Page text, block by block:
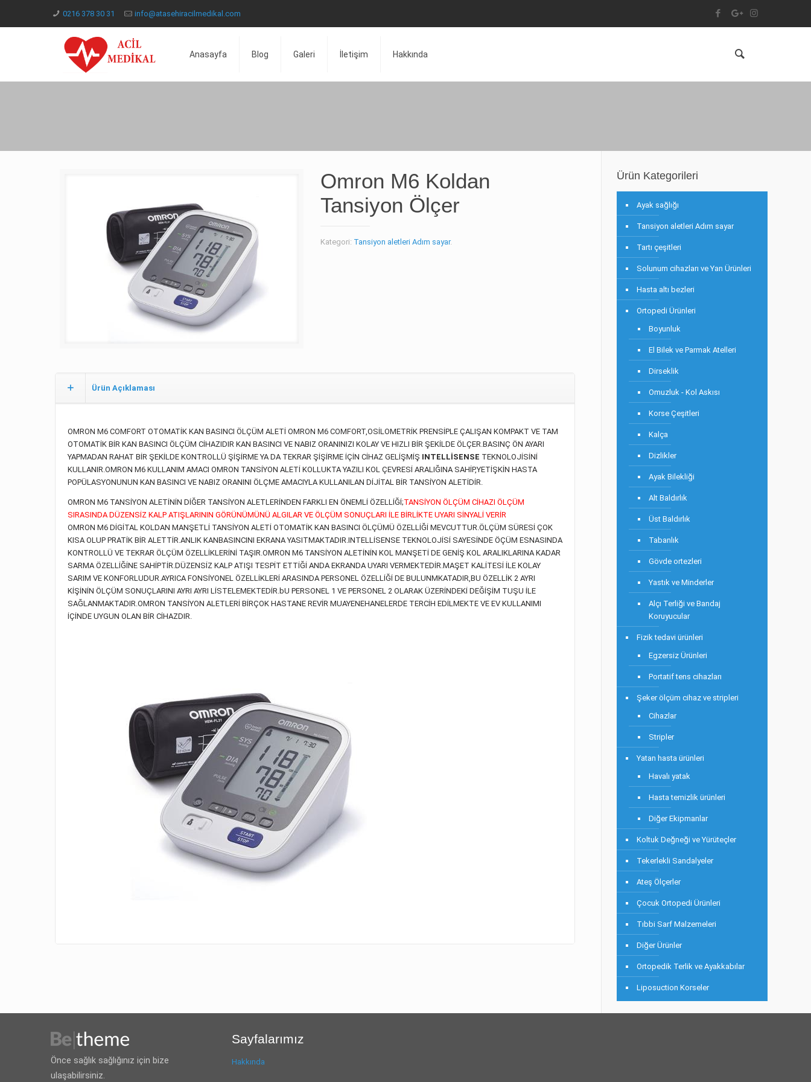
0216 378 30 31 info@atasehiracilmedikal.com
Anasayfa Blog Galeri İletişim Hakkında
Omron M6 Koldan
Tansiyon Ölçer
Kategori: Tansiyon aletleri Adım sayar.
Ürün Açıklaması
OMRON M6 COMFORT OTOMATİK KAN BASINCI ÖLÇÜM ALETİ OMRON M6 COMFORT,OSİLOMETRİK PRENSİPLE ÇALIŞAN KOMPAKT VE TAM
OTOMATİK BİR KAN BASINCI ÖLÇÜM CİHAZIDIR KAN BASINCI VE NABIZ ORANINIZI KOLAY VE HIZLI BİR ŞEKİLDE ÖLÇER.BASINÇ ÖN AYARI
YAPMADAN RAHAT BİR ŞEKİLDE KONTROLLÜ ŞİŞİRME YA DA TEKRAR ŞİŞİRME İÇİN CİHAZ GELİŞMİŞ INTELLİSENSE TEKNOLOJİSİNİ
KULLANIR.OMRON M6 KULLANIM AMACI OMRON TANSİYON ALETİ KOLLUKTA YAZILI KOL ÇEVRESİ ARALIĞINA SAHİP,YETİŞKİN HASTA
POPÜLASYONUNUN KAN BASINCI VE NABIZ ORANINI ÖLÇME AMACIYLA KULLANILAN DİJİTAL BİR TANSİYON ALETİDİR.
OMRON M6 TANSİYON ALETİNİN DİĞER TANSİYON ALETLERİNDEN FARKLI EN ÖNEMLİ ÖZELLİĞİ;TANSİYON ÖLÇÜM CİHAZI ÖLÇÜM
SIRASINDA DÜZENSİZ KALP ATIŞLARININ GÖRÜNÜMÜNÜ ALGILAR VE ÖLÇÜM SONUÇLARI İLE BİRLİKTE UYARI SİNYALİ VERİR
OMRON M6 DİGİTAL KOLDAN MANŞETLİ TANSİYON ALETİ OTOMATİK KAN BASINCI ÖLÇÜMÜ ÖZELLİĞİ MEVCUTTUR.ÖLÇÜM SÜRESİ ÇOK
KISA OLUP PRATİK BİR ALETTİR.ANLIK KANBASINCINI EKRANA YASITMAKTADIR.INTELLİSENSE TEKNOLOJİSİ SAYESİNDE ÖÇÜM ESNASINDA
KONTROLLÜ VE TEKRAR ÖLÇÜM ÖZELLİKLERİNİ TAŞIR.OMRON M6 TANSİYON ALETİNİN KOL MANŞETİ DE GENİŞ KOL ARALIKLARINA KADAR
SARMA ÖZELLİĞİNE SAHİPTİR.DÜZENSİZ KALP ATIŞI TESPİT ETTİĞİ ANDA EKRANDA UYARI VERMEKTEDİR.MAŞET KALİTESİ İLE KOLAY
SARIM VE KONFORLUDUR.AYRICA FONSİYONEL ÖZELLİKLERİ ARASINDA PERSONEL ÖZELLİĞİ DE BULUNMKATADIR,BU ÖZELLİK 2 AYRI
KİŞİNİN ÖLÇÜM SONUÇLARINI AYRI AYRI LİSTELEMEKTEDİR.bU PERSONEL 1 VE PERSONEL 2 OLARAK ÜZERİNDEKİ DEĞİŞİM TUŞU İLE
SAĞLANMAKTADIR.OMRON TANSİYON ALETLERİ BİRÇOK HASTANE REVİR MUAYENEHANELERDE TERCİH EDİLMEKTE VE EV KULLANIMI
İÇİNDE UYGUN OLAN BİR CİHAZDIR.
Ürün Kategorileri
Ayak sağlığı
Tansiyon aletleri Adım sayar
Tartı çeşitleri
Solunum cihazları ve Yan Ürünleri
Hasta altı bezleri
Ortopedi Ürünleri
Boyunluk
El Bilek ve Parmak Atelleri
Dirseklik
Omuzluk - Kol Askısı
Korse Çeşitleri
Kalça
Dizlikler
Ayak Bilekliği
Alt Baldırlık
Üst Baldırlık
Tabanlık
Gövde ortezleri
Yastık ve Minderler
Alçı Terliği ve Bandaj
Koruyucular
Fizik tedavi ürünleri
Egzersiz Ürünleri
Portatif tens cihazları
Şeker ölçüm cihaz ve stripleri
Cihazlar
Stripler
Yatan hasta ürünleri
Havalı yatak
Hasta temizlik ürünleri
Diğer Ekipmanlar
Koltuk Değneği ve Yürüteçler
Tekerlekli Sandalyeler
Ateş Ölçerler
Çocuk Ortopedi Ürünleri
Tıbbi Sarf Malzemeleri
Diğer Ürünler
Ortopedik Terlik ve Ayakkabılar
Liposuction Korseler
Önce sağlık sağlığınız için bize
ulaşabilirsiniz.
Sayfalarımız
Hakkında